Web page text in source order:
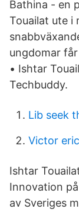
Bathina - en
Touailat ute i
ungdomar
• Ishtar
Techbuddy.
Lib seek
Victor
Ishtar
Innovation
av Sveriges